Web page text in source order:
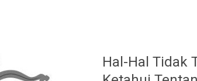
Hal-Hal Tidak